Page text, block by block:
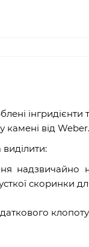
від Weber.
надзвичайно
скоринки
клопоту